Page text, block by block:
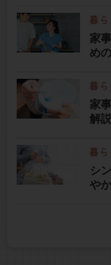
家
め
家
解説
シ
や